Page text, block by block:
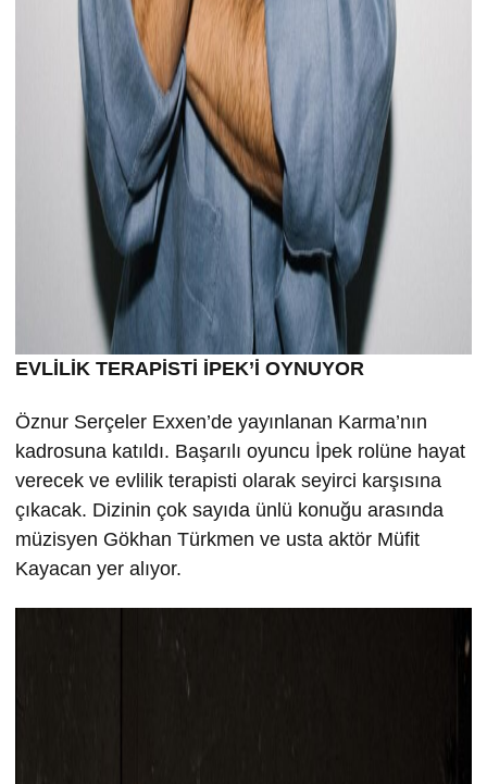
EVLİLİK TERAPİSTİ İPEK’İ OYNUYOR
Öznur Serçeler Exxen’de yayınlanan Karma’nın
kadrosuna katıldı. Başarılı oyuncu İpek rolüne hayat
verecek ve evlilik terapisti olarak seyirci karşısına
çıkacak. Dizinin çok sayıda ünlü konuğu arasında
müzisyen Gökhan Türkmen ve usta aktör Müfit
Kayacan yer alıyor.